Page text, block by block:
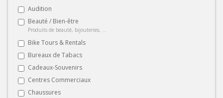
Audition
Beauté / Bien-être
Produits de beauté, bijouteries, ...
Bike Tours & Rentals
Bureaux de Tabacs
Cadeaux-Souvenirs
Centres Commerciaux
Chaussures